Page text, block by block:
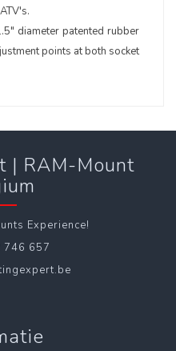
diameter patented rubber
points at both socket
| RAM-Mount
Experience!
746 657